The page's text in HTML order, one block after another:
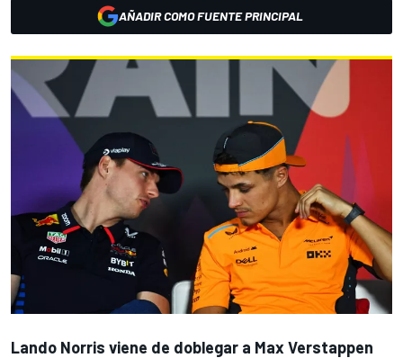
AÑADIR COMO FUENTE PRINCIPAL
Lando Norris viene de doblegar a Max Verstappen